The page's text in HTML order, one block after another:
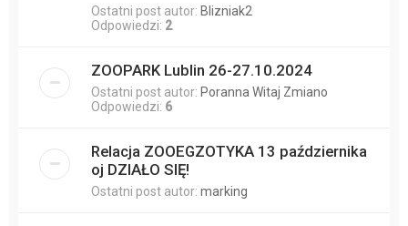
Ostatni post autor: Blizniak2
Odpowiedzi: 2
ZOOPARK Lublin 26-27.10.2024
Ostatni post autor: Poranna Witaj Zmiano
Odpowiedzi: 6
Relacja ZOOEGZOTYKA 13 października
oj DZIAŁO SIĘ!
Ostatni post autor: marking